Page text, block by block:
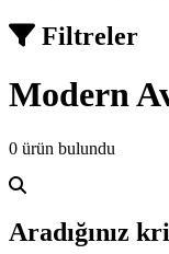
Filtreler
Modern
0 ürün bulundu
Aradığınız